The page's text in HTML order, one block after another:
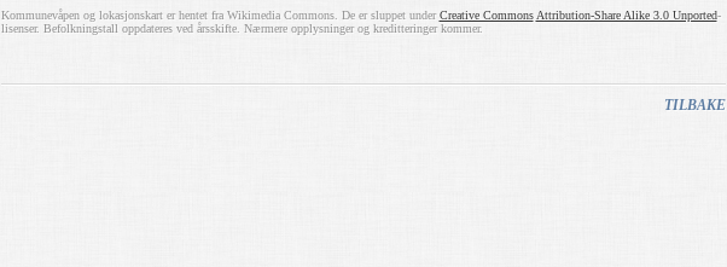
Kommunevåpen og lokasjonskart er hentet fra Wikimedia Commons. De er sluppet underCreative Commons Attribution-Share Alike 3.0 Unported-
lisenser. Befolkningstall oppdateres ved årsskifte. Nærmere opplysninger og kreditteringer kommer.
TILBAKE